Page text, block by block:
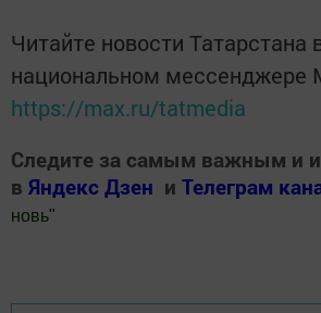
Читайте новости Татарстана
национальном мессенджере
https://max.ru/tatmedia
Следите за самым важным и
в Яндекс Дзен и Телеграм
новь"